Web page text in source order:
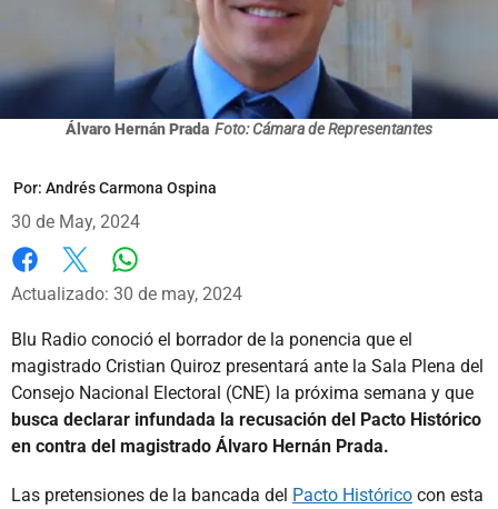
Álvaro Hernán Prada Foto: Cámara de Representantes
Por: Andrés Carmona Ospina
30 de May, 2024
Facebook
X
Actualizado: 30 de may, 2024
Blu Radio conoció el borrador de la ponencia que el
magistrado Cristian Quiroz presentará ante la Sala Plena del
Consejo Nacional Electoral (CNE) la próxima semana y que
busca declarar infundada la recusación del Pacto Histórico
en contra del magistrado Álvaro Hernán Prada.
Las pretensiones de la bancada del Pacto Histórico con esta